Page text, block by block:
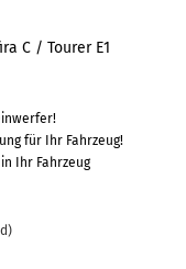
C / Tourer E1
für Ihr Fahrzeug!
Ihr Fahrzeug